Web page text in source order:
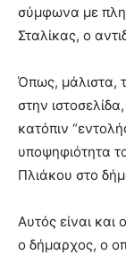
σύμφωνα με
Σταλίκας, ο
Όπως, μάλιστα,
στην
κατόπιν
υποψηφιότητα
Πλιάκου στο
Αυτός είναι και
ο δήμαρχος, ο